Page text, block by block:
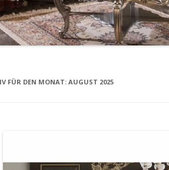
FÜR DEN MONAT: AUGUST 2025